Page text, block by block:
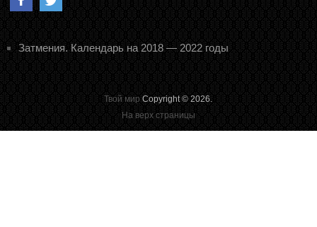
Затмения. Календарь на 2018 — 2022 годы
Твой мир Copyright © 2026.
На верх страницы